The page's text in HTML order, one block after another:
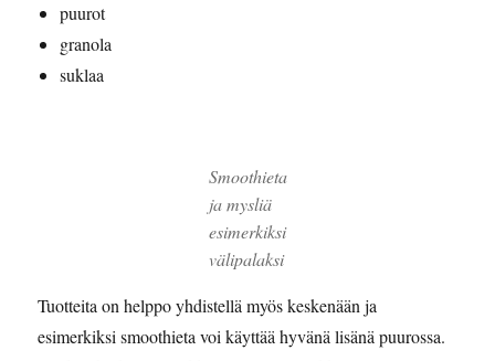
puurot
granola
suklaa
Smoothieta
ja mysliä
esimerkiksi
välipalaksi
Tuotteita on helppo yhdistellä myös keskenään ja
esimerkiksi smoothieta voi käyttää hyvänä lisänä puurossa.